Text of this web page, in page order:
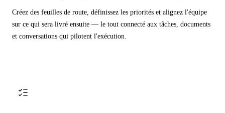
Créez des feuilles de route, définissez les priorités et alignez l'équipe
sur ce qui sera livré ensuite — le tout connecté aux tâches, documents
et conversations qui pilotent l'exécution.